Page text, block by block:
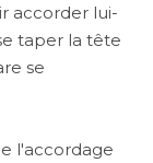
accorder lui-
taper la tête
se
l'accordage